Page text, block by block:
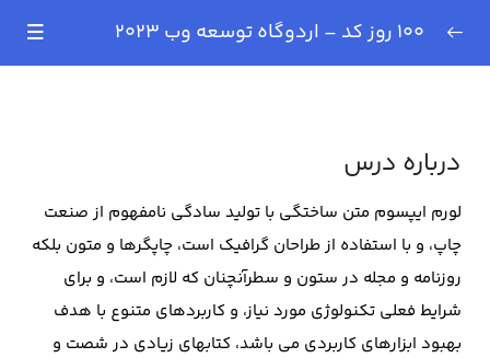
چه کسی مشاور مالی قابل
5 مشاور مالی برتر کدامند؟
00:00
آیا می توانم مشاوره مالی
رایگان دریافت کنم؟
00:00
100 روز کد – اردوگاه توسعه وب 2023
درباره درس
لورم ایپسوم متن ساختگی با تولید سادگی نامفهوم از صنعت
چاپ، و با استفاده از طراحان گرافیک است، چاپگرها و متون بلکه
روزنامه و مجله در ستون و سطرآنچنان که لازم است، و برای
شرایط فعلی تکنولوژی مورد نیاز، و کاربردهای متنوع با هدف
بهبود ابزارهای کاربردی می باشد، کتابهای زیادی در شصت و